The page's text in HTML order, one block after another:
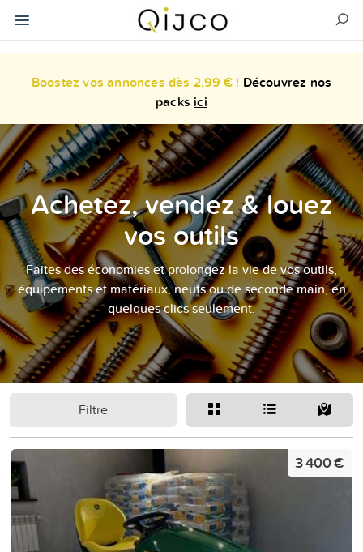
Boostez vos annonces dès 2,99 € ! Découvrez nos
packs ici
Achetez, vendez & louez
vos outils
Faites des économies et prolongez la vie de vos outils,
équipements et matériaux, neufs ou de seconde main, en
quelques clics seulement.
Filtre
3 400 €